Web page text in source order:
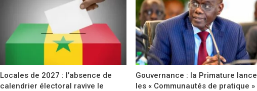
Locales de 2027 : l’absence de
calendrier électoral ravive le
Gouvernance : la Primature lance
les « Communautés de pratique »